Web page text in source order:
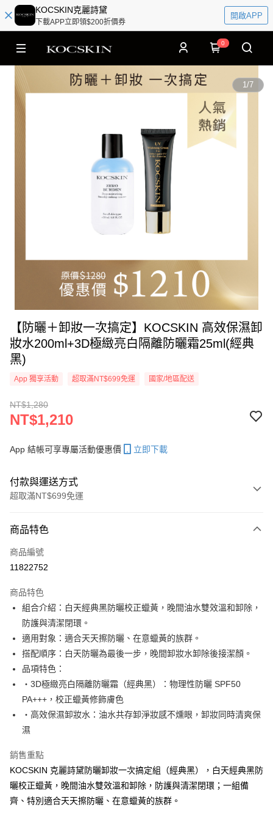
KOCSKIN克麗詩黛
下載APP立即領$200折價券
開啟APP
0
1/7
【防曬＋卸妝一次搞定】KOCSKIN 高效保濕卸
妝水200ml+3D極緻亮白隔離防曬霜25ml(經典
黑)
App 獨享活動 超取滿NT$699免運 國家/地區配送
NT$1,280
NT$1,210
App 結帳可享專屬活動優惠價 立即下載
付款與運送方式
超取滿NT$699免運
信用卡一次付款
信用卡分期付款
合作金庫商業銀行
華南商業銀行
彰化商業銀行
上海商業儲蓄銀行
國泰世華商業銀行
兆豐國際商業銀行
臺灣中小企業銀行
台中商業銀行
匯豐（台灣）商業銀行
聯邦商業銀行
元大商業銀行
永豐商業銀行
玉山商業銀行
台新國際商業銀行
中國信託商業銀行
台灣樂天信用卡公司
超商取貨付款
LINE Pay
Apple Pay
悠遊付
ATM付款
運送方式
全家取貨付款
每筆NT$85，滿NT$699(含以上)免運費
商品特色
商品編號
11822752
商品特色
組合介紹：白天經典黑防曬校正蠟黃，晚間油水雙效溫和卸除，
防護與清潔閉環。
適用對象：適合天天擦防曬、在意蠟黃的族群。
搭配順序：白天防曬為最後一步，晚間卸妝水卸除後接潔顏。
品項特色：
・3D極緻亮白隔離防曬霜（經典黑）：物理性防曬 SPF50
PA+++，校正蠟黃修飾膚色
・高效保濕卸妝水：油水共存卸淨妝感不燻眼，卸妝同時清爽保
濕
銷售重點
KOCSKIN 克麗詩黛防曬卸妝一次搞定組（經典黑），白天經典黑防
曬校正蠟黃，晚間油水雙效溫和卸除，防護與清潔閉環；一組備
齊、特別適合天天擦防曬、在意蠟黃的族群。